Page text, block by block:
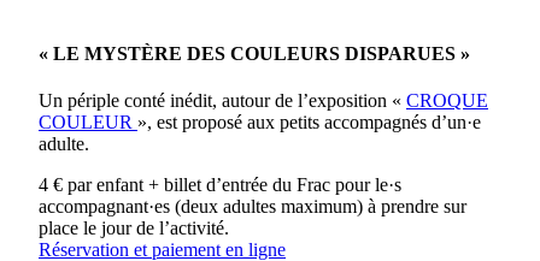
« LE MYSTÈRE DES COULEURS DISPARUES »
Un périple conté inédit, autour de l’exposition « CROQUE
COULEUR », est proposé aux petits accompagnés d’un·e
adulte.
4 € par enfant + billet d’entrée du Frac pour le·s
accompagnant·es (deux adultes maximum) à prendre sur
place le jour de l’activité.
Réservation et paiement en ligne